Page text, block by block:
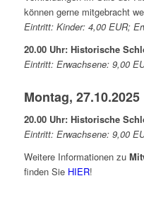
können gerne mitgebracht
Eintritt: Kinder: 4,00 EUR;
20.00 Uhr: Historische
Eintritt: Erwachsene: 9,00
Montag, 27.10.2025
20.00 Uhr: Historische
Eintritt: Erwachsene: 9,00
Weitere Informationen zu
finden Sie HIER!